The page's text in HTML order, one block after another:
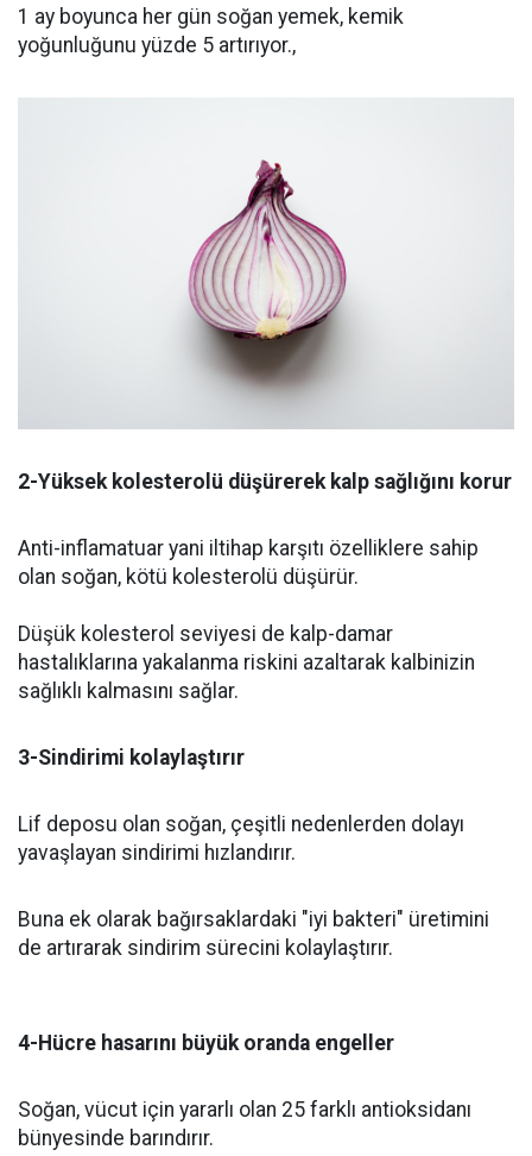
1 ay boyunca her gün soğan yemek, kemik
yoğunluğunu yüzde 5 artırıyor.,
2-Yüksek kolesterolü düşürerek kalp sağlığını korur
Anti-inflamatuar yani iltihap karşıtı özelliklere sahip
olan soğan, kötü kolesterolü düşürür.
Düşük kolesterol seviyesi de kalp-damar
hastalıklarına yakalanma riskini azaltarak kalbinizin
sağlıklı kalmasını sağlar.
3-Sindirimi kolaylaştırır
Lif deposu olan soğan, çeşitli nedenlerden dolayı
yavaşlayan sindirimi hızlandırır.
Buna ek olarak bağırsaklardaki "iyi bakteri" üretimini
de artırarak sindirim sürecini kolaylaştırır.
4-Hücre hasarını büyük oranda engeller
Soğan, vücut için yararlı olan 25 farklı antioksidanı
bünyesinde barındırır.